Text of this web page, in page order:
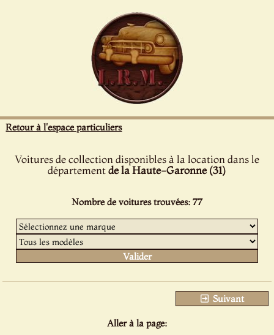
Retour à l'espace particuliers
Voitures de collection disponibles à la location dans le
départementde la Haute-Garonne (31)
Nombre de voitures trouvées: 77
Suivant
Aller à la page: